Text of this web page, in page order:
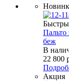
Пальто
беж
В
22 800
Акция